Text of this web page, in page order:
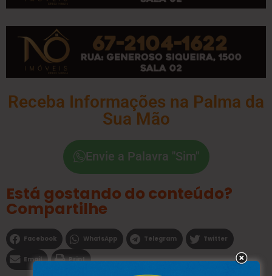
Receba Informações na Palma da
Sua Mão
Envie a Palavra "Sim"
Está gostando do conteúdo?
Compartilhe
Facebook WhatsApp Telegram Twitter
Email Print